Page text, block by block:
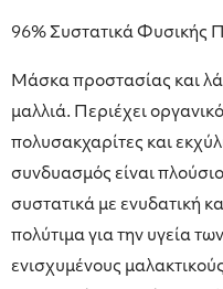
96% Συστατικά Φυσικής
Μάσκα προστασίας και
μαλλιά. Περιέχει
πολυσακχαρίτες και
συνδυασμός είναι
συστατικά με ενυδατική
πολύτιμα για την υγεία
ενισχυμένους